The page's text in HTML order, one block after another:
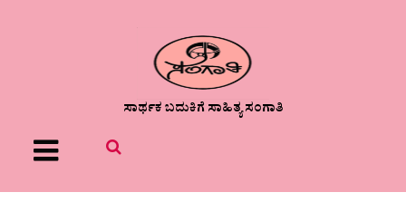
ಸಾರ್ಥಕ ಬದುಕಿಗೆ ಸಾಹಿತ್ಯ ಸಂಗಾತಿ
Menu